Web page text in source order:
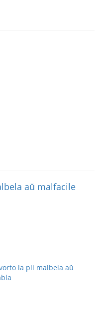
aŭ malfacile
la pli malbela aŭ